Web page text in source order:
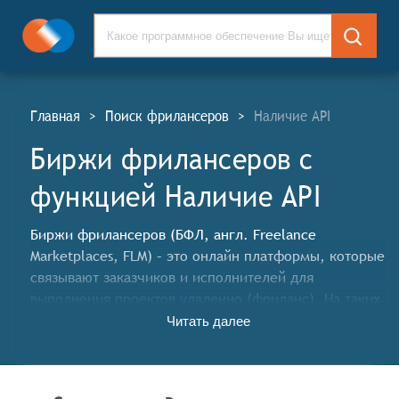
Главная > Поиск фрилансеров > Наличие API
Биржи фрилансеров c
функцией Наличие API
Биржи фрилансеров (БФЛ, англ. Freelance
Marketplaces, FLM) – это онлайн платформы, которые
связывают заказчиков и исполнителей для
выполнения проектов удаленно (фриланс). На таких
биржах можно найти исполнителей для различных
специалистами. Заказчики могут выбрать
Читать далее